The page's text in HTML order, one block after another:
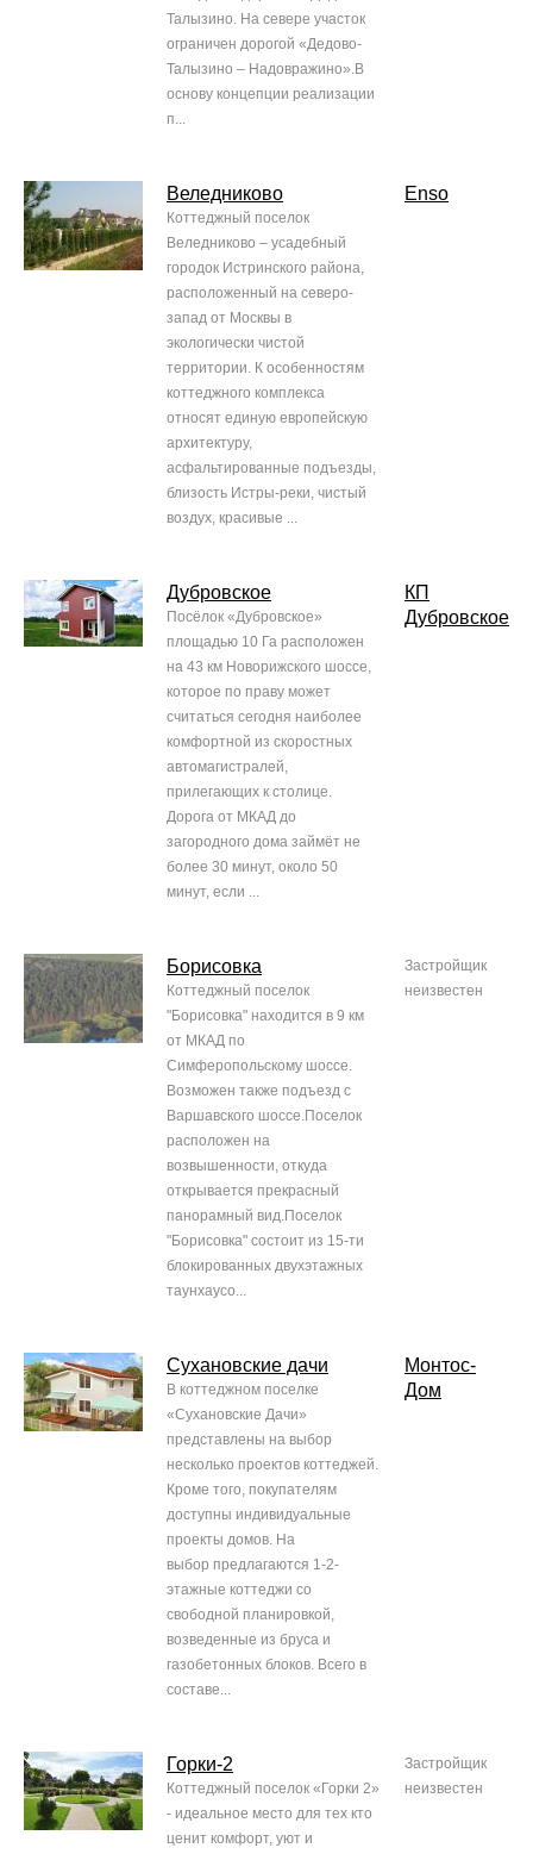
Талызино. На севере участок
ограничен дорогой «Дедово-
Талызино – Надовражино».В
основу концепции реализации
п...
Веледниково
Коттеджный поселок
Веледниково – усадебный
городок Истринского района,
расположенный на северо-
запад от Москвы в
экологически чистой
территории. К особенностям
коттеджного комплекса
относят единую европейскую
архитектуру,
асфальтированные подъезды,
близость Истры-реки, чистый
воздух, красивые ...
Enso
Дубровское
Посёлок «Дубровское»
площадью 10 Га расположен
на 43 км Новорижского шоссе,
которое по праву может
считаться сегодня наиболее
комфортной из скоростных
автомагистралей,
прилегающих к столице.
Дорога от МКАД до
загородного дома займёт не
более 30 минут, около 50
минут, если ...
КП
Дубровское
Борисовка
Коттеджный поселок
"Борисовка" находится в 9 км
от МКАД по
Симферопольскому шоссе.
Возможен также подъезд с
Варшавского шоссе.Поселок
расположен на
возвышенности, откуда
открывается прекрасный
панорамный вид.Поселок
"Борисовка" состоит из 15-ти
блокированных двухэтажных
таунхаусо...
Застройщик
неизвестен
Сухановские дачи
В коттеджном поселке
«Сухановские Дачи»
представлены на выбор
несколько проектов коттеджей.
Кроме того, покупателям
доступны индивидуальные
проекты домов. На
выбор предлагаются 1-2-
этажные коттеджи со
свободной планировкой,
возведенные из бруса и
газобетонных блоков. Всего в
составе...
Монтос-
Дом
Горки-2
Коттеджный поселок «Горки 2»
- идеальное место для тех кто
ценит комфорт, уют и
Застройщик
неизвестен